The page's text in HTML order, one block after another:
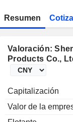
Resumen
Valoración:
Products Co.,
Capitalización
Valor de la